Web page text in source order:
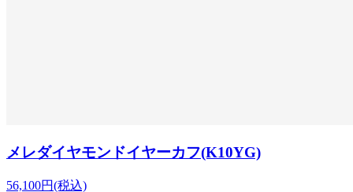
メレダイヤモンドイヤーカフ(K10YG)
56,100円(税込)